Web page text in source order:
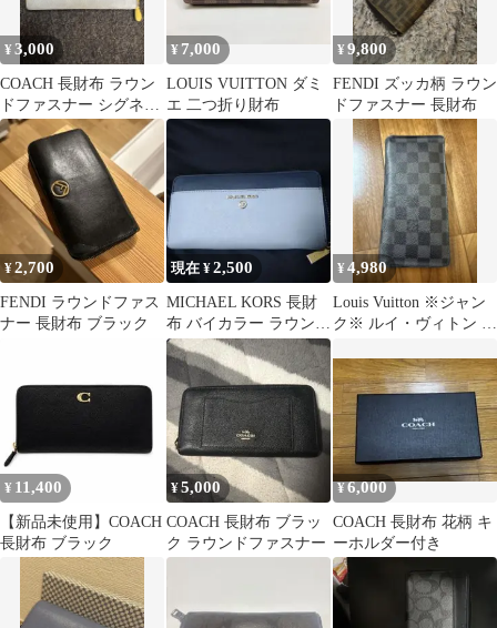
¥3,000
COACH 長財布 ラウン
ドファスナー シグネチ
ャー ホワイト×イエロ
ー
¥7,000
LOUIS VUITTON ダミ
エ 二つ折り財布
¥9,800
FENDI ズッカ柄 ラウン
ドファスナー 長財布
¥2,700
FENDI ラウンドファス
ナー 長財布 ブラック
現在 ¥2,500
MICHAEL KORS 長財
布 バイカラー ラウンド
ファスナー
¥4,980
Louis Vuitton ※ジャン
ク※ ルイ・ヴィトン 長
¥ 11,400
【新品未使用】COACH
長財布 ブラック
¥5,000
COACH 長財布 ブラッ
ク ラウンドファスナー
¥6,000
COACH 長財布 花柄 キ
ーホルダー付き